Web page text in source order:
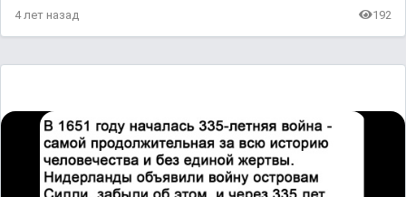
4 лет назад 192